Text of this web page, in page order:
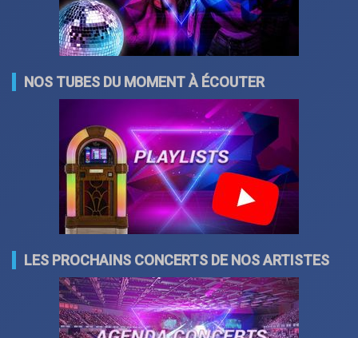
NOS TUBES DU MOMENT À ÉCOUTER
LES PROCHAINS CONCERTS DE NOS ARTISTES